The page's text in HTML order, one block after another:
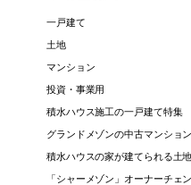
一戸建て
土地
マンション
投資・事業用
積水ハウス施工の一戸建て特集
グランドメゾンの中古マンション
積水ハウスの家が建てられる土地
「シャーメゾン」オーナーチェン